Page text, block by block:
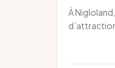
À